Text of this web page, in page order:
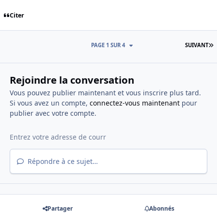
Citer
SUIVANT
PAGE 1 SUR 4
Rejoindre la conversation
Vous pouvez publier maintenant et vous inscrire plus tard.
Si vous avez un compte, connectez-vous maintenantpour
publier avec votre compte.
Répondre à ce sujet…
Partager Abonnés